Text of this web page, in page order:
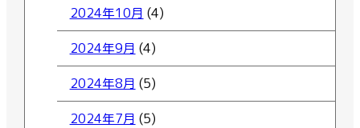
2024年10月 (4)
2024年9月 (4)
2024年8月 (5)
2024年7月 (5)